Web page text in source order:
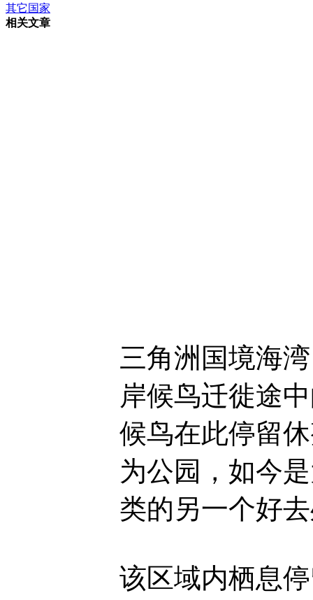
其它国家
相关文章
三角洲国境海
岸候鸟迁徙途
候鸟在此停留
为公园，如今
类的另一个好
该区域内栖息